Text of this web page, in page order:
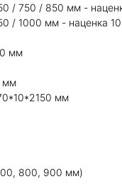
/ 750 / 850 мм -
/ 1000 мм - наценка
мм
мм
мм
800, 900 мм)